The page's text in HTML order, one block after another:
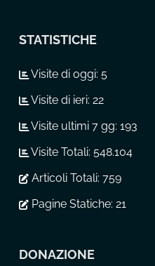
STATISTICHE
Visite di oggi: 5
Visite di ieri: 22
Visite ultimi 7 gg: 193
Visite Totali: 548.104
Articoli Totali: 759
Pagine Statiche: 21
DONAZIONE